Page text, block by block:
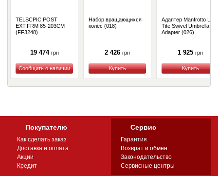
TELSCPIC POST
EXT.FRM 85-203CM
(FF3248)
19 474 грн
Купить
Набор вращающихся
колёс (018)
2 426 грн
Купить
Адаптер Manfrotto Lite-
Tite Swivel Umbrella
Adapter (026)
1 925 грн
Купить
Покупателю
Как сделать заказ
Доставка и оплата
Акции
Кредит
Сервис
Гарантия
Возврат и обмен
Законодательство
Сервисные центры